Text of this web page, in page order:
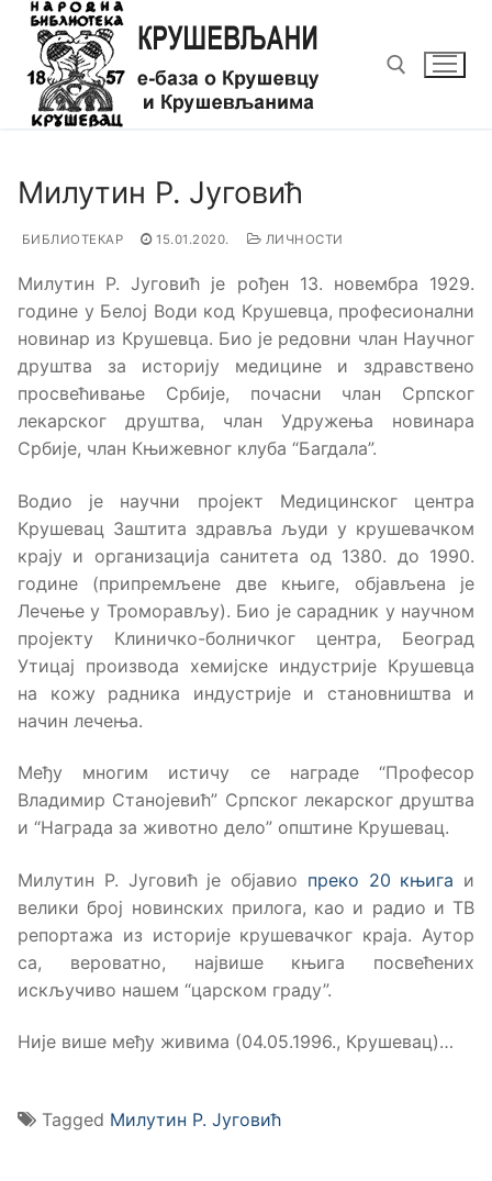
Прескочи
садржаја
Милутин Р. Југовић
БИБЛИОТЕКАР 15.01.2020. ЛИЧНОСТИ
Милутин Р. Југовић је рођен 13. новембра 1929.
године у Белој Води код Крушевца, професионални
новинар из Крушевца. Био је редовни члан Научног
друштва за историју медицине и здравствено
просвећивање Србије, почасни члан Српског
лекарског друштва, члан Удружења новинара
Србије, члан Књижевног клуба “Багдала”.
Водио је научни пројект Медицинског центра
Крушевац Заштита здравља људи у крушевачком
крају и организација санитета од 1380. до 1990.
године (припремљене две књиге, објављена је
Лечење у Троморављу). Био је сарадник у научном
пројекту Клиничко-болничког центра, Београд
Утицај производа хемијске индустрије Крушевца
на кожу радника индустрије и становништва и
начин лечења.
Међу многим истичу се награде “Професор
Владимир Станојевић” Српског лекарског друштва
и “Награда за животно дело” општине Крушевац.
Милутин Р. Југовић је објавио преко 20 књига и
велики број новинских прилога, као и радио и ТВ
репортажа из историје крушевачког краја. Аутор
са, вероватно, највише књига посвећених
искључиво нашем “царском граду”.
Није више међу живима (04.05.1996., Крушевац)…
Tagged Милутин Р. Југовић